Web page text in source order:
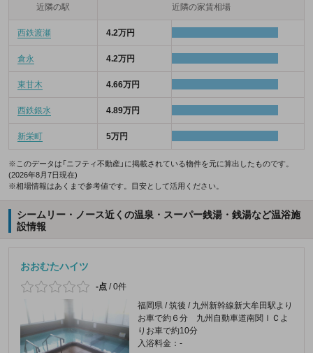
近隣の駅 近隣の家賃相場
西鉄渡瀬 4.2万円
倉永 4.2万円
東甘木 4.66万円
西鉄銀水 4.89万円
新栄町 5万円
※このデータは「ニフティ不動産」に掲載されている物件を元に算出したものです。
(2026年8月7日現在)
※相場情報はあくまで参考値です。目安として活用ください。
シームリー・ノース近くの温泉・スーパー銭湯・銭湯など温浴施
設情報
おおむたハイツ
-点 /0件
福岡県 / 筑後 / 九州新幹線新大牟田駅より
お車で約６分 九州自動車道南関ＩＣよ
りお車で約10分
入浴料金：-